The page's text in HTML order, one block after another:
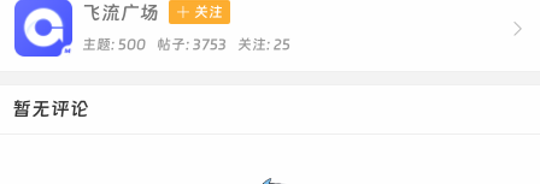

飞流广场  关注
主题: 500 帖子: 3753 关注: 25
暂无评论